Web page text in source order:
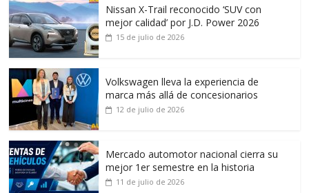
Nissan X-Trail reconocido ‘SUV con
mejor calidad’ por J.D. Power 2026
15 de julio de 2026
Volkswagen lleva la experiencia de
marca más allá de concesionarios
12 de julio de 2026
Mercado automotor nacional cierra su
mejor 1er semestre en la historia
11 de julio de 2026